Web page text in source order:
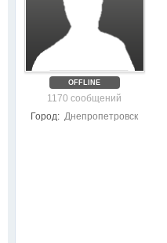
OFFLINE
1170 сообщений
Город: Днепропетровск